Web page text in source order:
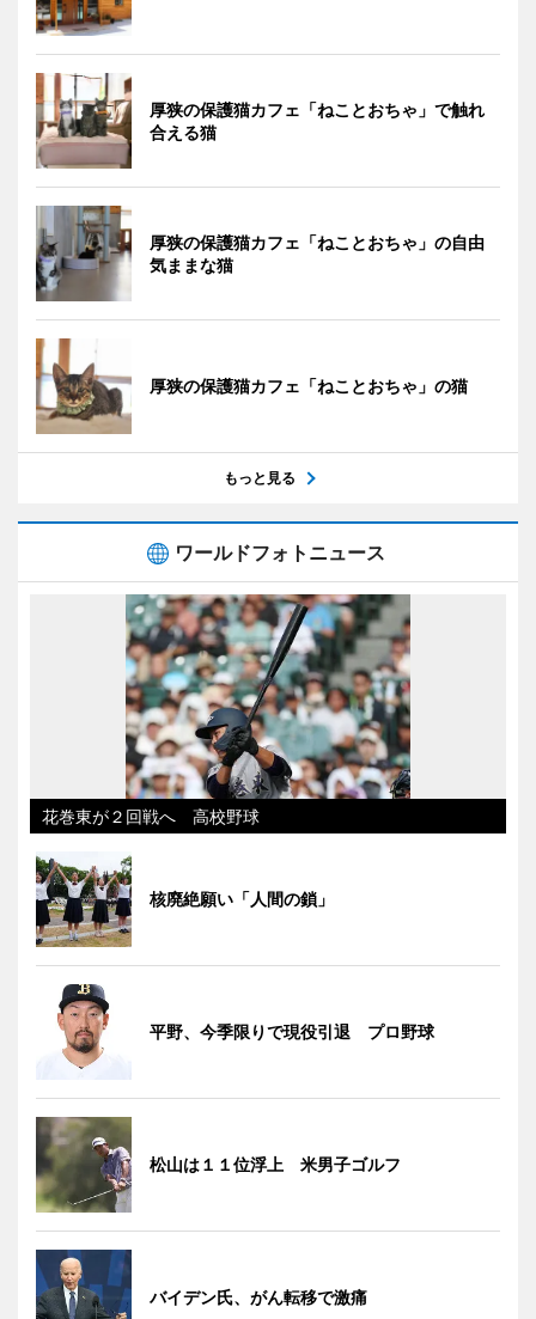
厚狭の保護猫カフェ「ねことおちゃ」で触れ
合える猫
厚狭の保護猫カフェ「ねことおちゃ」の自由
気ままな猫
厚狭の保護猫カフェ「ねことおちゃ」の猫
もっと見る
ワールドフォトニュース
花巻東が２回戦へ 高校野球
核廃絶願い「人間の鎖」
平野、今季限りで現役引退 プロ野球
松山は１１位浮上 米男子ゴルフ
バイデン氏、がん転移で激痛